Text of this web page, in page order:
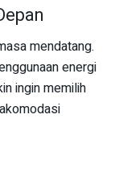
mendatang.
energi
ingin memilih